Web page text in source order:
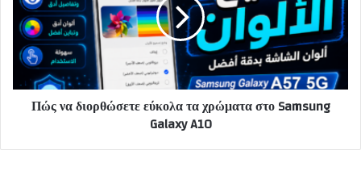
Πώς να διορθώσετε εύκολα τα χρώματα στο Samsung
Galaxy A10